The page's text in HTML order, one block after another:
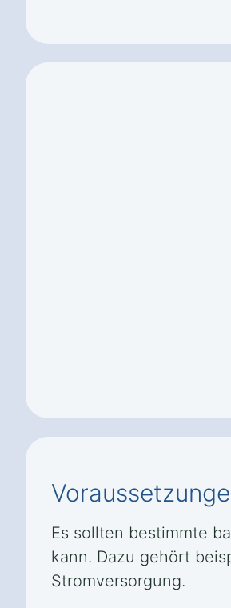
Es sollten bestimmte
kann. Dazu gehört
Stromversorgung.